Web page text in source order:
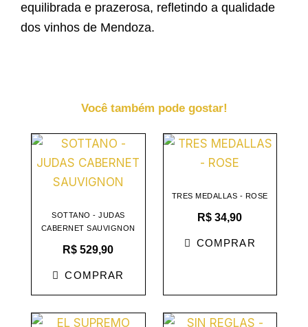
equilibrada e prazerosa, refletindo a qualidade
dos vinhos de Mendoza.
Você também pode gostar!
SOTTANO - JUDAS
CABERNET SAUVIGNON
R$ 529,90
COMPRAR
TRES MEDALLAS - ROSE
R$ 34,90
COMPRAR
O